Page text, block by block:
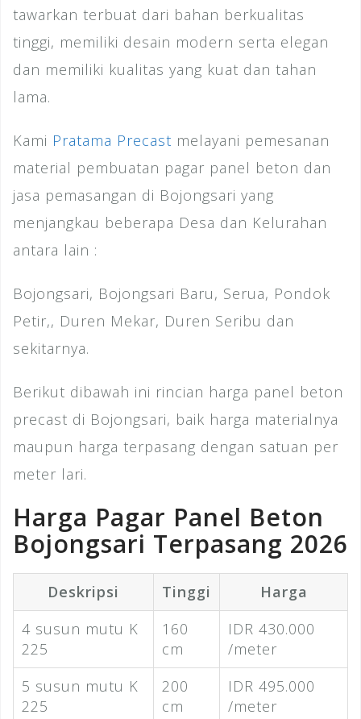
tawarkan terbuat dari bahan berkualitas
tinggi, memiliki desain modern serta elegan
dan memiliki kualitas yang kuat dan tahan
lama.
Kami Pratama Precast melayani pemesanan
material pembuatan pagar panel beton dan
jasa pemasangan di Bojongsari yang
menjangkau beberapa Desa dan Kelurahan
antara lain :
Bojongsari, Bojongsari Baru, Serua, Pondok
Petir,, Duren Mekar, Duren Seribu dan
sekitarnya.
Berikut dibawah ini rincian harga panel beton
precast di Bojongsari, baik harga materialnya
maupun harga terpasang dengan satuan per
meter lari.
Harga Pagar Panel Beton
Bojongsari Terpasang 2026
Deskripsi Tinggi
Harga
4 susun mutu K
225
160
cm
IDR 430.000
/meter
5 susun mutu K
225
200
cm
IDR 495.000
/meter